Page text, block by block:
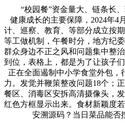
“校园餐”资金量大、链条长、
健康成长的主要保障，2024年4
计、巡察、教育、等部分成立按
等工做机制，午餐时分，地方纪
群众身边不正之风和问题集中整
到位，表格上，都是为了让孩子
正在全面遏制中小学食堂外包，
力。发觉并鞭策整改问题18个；
餐区、消毒区安拆高清摄像头，
红色方框显示出来。食材新颖度
安溯源码？当日菜品能否